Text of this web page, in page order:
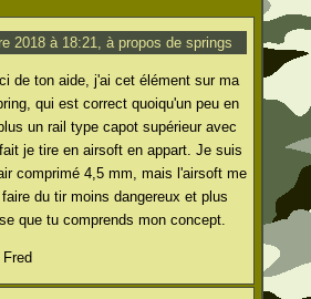
2018 à 18:21, à propos de springs
de ton aide, j'ai cet élément sur ma
qui est correct quoiqu'un peu en
un rail type capot supérieur avec
je tire en airsoft en appart. Je suis
comprimé 4,5 mm, mais l'airsoft me
du tir moins dangereux et plus
que tu comprends mon concept.